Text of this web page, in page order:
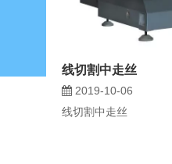
线切割中走丝
2019-10-06
线切割中走丝